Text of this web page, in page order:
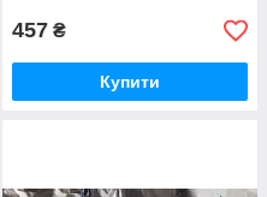
457 ₴
Купити